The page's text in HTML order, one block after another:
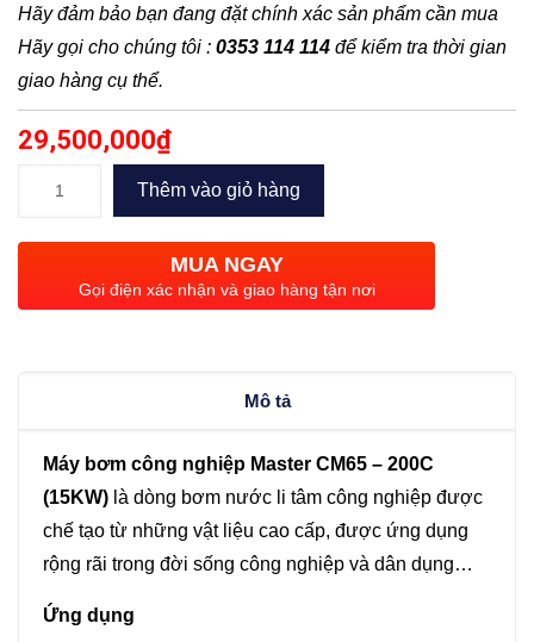
Hãy đảm bảo bạn đang đặt chính xác sản phẩm cần mua
Hãy gọi cho chúng tôi : 0353 114 114 để kiểm tra thời gian
giao hàng cụ thể.
29,500,000₫
nghiệp
CM65
lượng
Thêm vào giỏ hàng
MUA NGAY
Gọi điện xác nhận và giao hàng tận nơi
Mô tả
Máy bơm công nghiệp Master CM65 – 200C
(15KW) là dòng bơm nước li tâm công nghiệp được
chế tạo từ những vật liệu cao cấp, được ứng dụng
rộng rãi trong đời sống công nghiệp và dân dụng…
Ứng dụng